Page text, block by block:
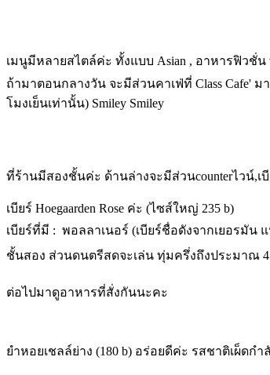
เมนูมีหลายสไตล์ค่ะ ทั้งแบบ Asian , อาหารฟิวชั่น
ถ้ามาตอนกลางวัน จะมีส่วนคาเฟ่ที่ Class Cafe'
โมงเย็นเท่านั้น) Smiley Smiley
ที่ร้านมีสองชั้นค่ะ ด้านล่างจะมีส่วนcounterไวน์,
เบียร์ Hoegaarden Rose ค่ะ (ไซส์ใหญ่ 235 b)
เบียร์ที่มี : พอลลาเนอร์ (เบียร์ชื่อดังจากเยอรมัน
ชั้นสอง ส่วนดนตรีสดจะเล่น ทุ่มครึ่งถึงประมาณ 4
ต่อไปมาดูอาหารที่สั่งกันนะคะ
ยำหอยเชลล์ย่าง (180 b) อร่อยดีค่ะ รสชาติเผ็ดกำ